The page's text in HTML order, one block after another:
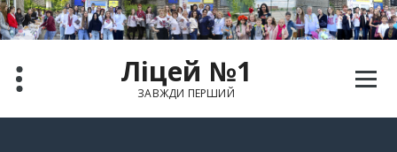
Ліцей №1
ЗАВЖДИ ПЕРШИЙ